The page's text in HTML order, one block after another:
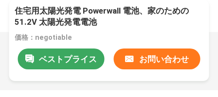
住宅用太陽光発電 Powerwall 電池、家のための
51.2V 太陽光発電電池
価格：negotiable
ベストプライス お問い合わせ